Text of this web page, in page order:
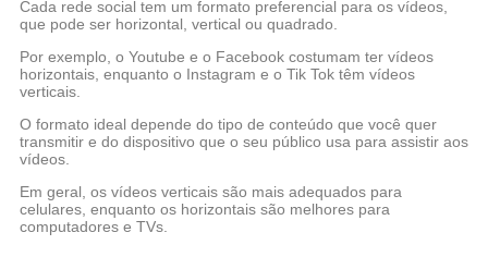
Cada rede social tem um formato preferencial para os vídeos,
que pode ser horizontal, vertical ou quadrado.
Por exemplo, o Youtube e o Facebook costumam ter vídeos
horizontais, enquanto o Instagram e o Tik Tok têm vídeos
verticais.
O formato ideal depende do tipo de conteúdo que você quer
transmitir e do dispositivo que o seu público usa para assistir aos
vídeos.
Em geral, os vídeos verticais são mais adequados para
celulares, enquanto os horizontais são melhores para
computadores e TVs.